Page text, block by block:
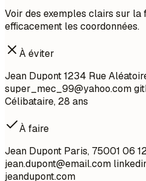
Voir des exemples clairs sur la
efficacement les coordonnées.
À éviter
Jean Dupont 1234 Rue
super_mec_99@yahoo.com
Célibataire, 28 ans
À faire
Jean Dupont Paris, 75001 06
jean.dupont@email.com
jeandupont.com